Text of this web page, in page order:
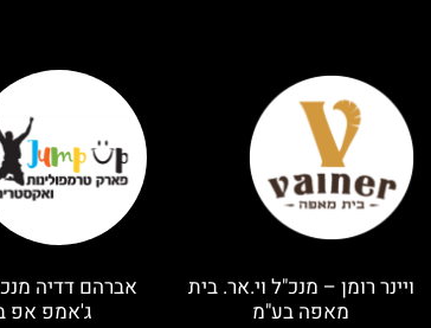
ויינר רומן – מנכ"ל וי.אר. בית
מאפה בע"מ
אברהם דדיה
ג'אמפ אפ